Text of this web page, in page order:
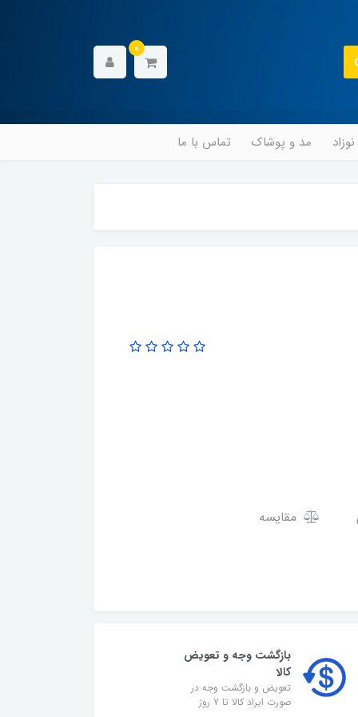
0
مد و پوشاک تماس با ما
مقایسه
بازگشت وجه و تعویض
کالا
تعویض و بازگشت وجه در
صورت ایراد کالا تا 7 روز